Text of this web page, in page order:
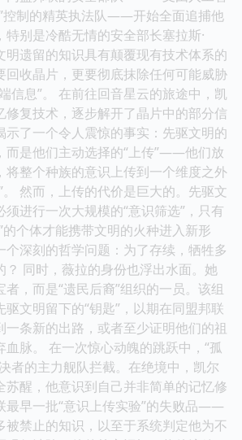
控制的精英执法队——开始全面追捕他
特别是冷酷无情的安全部长塞拉斯·
明遗留的知识具有颠覆现有技术体系的
回收晶片，更要彻底抹除任何可能威胁
信息”。 在前往回音星云的旅途中，凯
修复技术，逐步解开了晶片中的部分信
示了一个令人震惊的事实：先驱文明的
而是他们主动选择的“上传”——他们放
将整个种族的意识上传到一个维度之外
。 然而，上传的代价是巨大的。先驱文
须进行一次大规模的“意识筛选”，只有
的个体才能携带文明的火种进入新形
个深刻的哲学问题：为了存续，牺牲多
？ 同时，薇拉的身份也浮出水面。她
者，而是“遗民后裔”组织的一员。该组
文明留下的“钥匙”，以期在同盟邦联
一条新的出路，或者至少证明他们的祖
血脉。 在一次惊心动魄的跳跃中，“孤
者的主力舰队拦截。在绝境中，凯尔
苏醒，他意识到自己并非简单的记忆修
最早一批“意识上传实验”的失败品——
被禁止的知识，以至于系统判定他为不